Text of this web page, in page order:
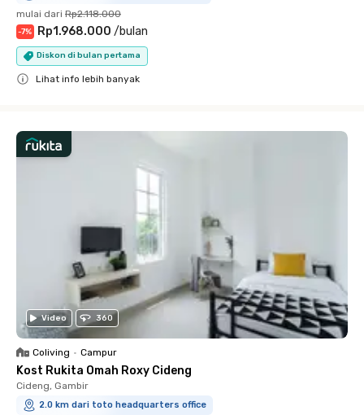
mulai dari Rp2.118.000
-7% Rp1.968.000 /bulan
Diskon di bulan pertama
Lihat info lebih banyak
Video 360
Coliving • Campur
Kost Rukita Omah Roxy Cideng
Cideng, Gambir
2.0 km dari toto headquarters office